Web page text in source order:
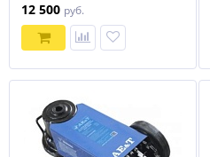
12 500 руб.